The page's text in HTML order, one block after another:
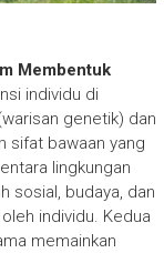
Membentuk
individu di
genetik) dan
sifat bawaan yang
lingkungan
sosial, budaya, dan
individu. Kedua
memainkan